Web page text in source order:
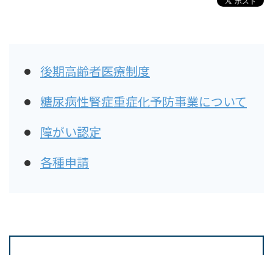
後期高齢者医療制度
糖尿病性腎症重症化予防事業について
障がい認定
各種申請